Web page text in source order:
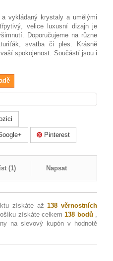
a vykládaný krystaly a umělými
velice luxusní dizajn je
Doporučujeme na různe
svatba či ples. Krásně
spokojenost. Součástí jsou i
Pinterest
(1) Napsat
získáte až138 věrnostních
získáte celkem138 bodů ,
na slevový kupón v hodnotě